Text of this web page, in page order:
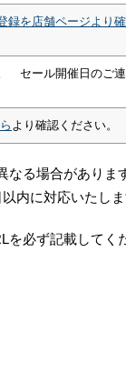
を店舗ページより確
セール開催日のご
より確認ください。
る場合がありま
内に対応いたしま
必ず記載してく